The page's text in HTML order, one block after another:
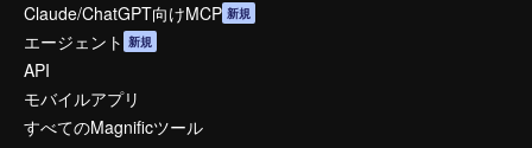
Claude/ChatGPT向けMCP 新規
エージェント 新規
API
モバイルアプリ
すべてのMagnificツール